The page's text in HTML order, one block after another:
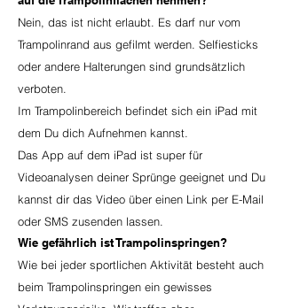
Nein, das ist nicht erlaubt. Es darf nur vom
Trampolinrand aus gefilmt werden. Selfiesticks
oder andere Halterungen sind grundsätzlich
verboten.
Im Trampolinbereich befindet sich ein iPad mit
dem Du dich Aufnehmen kannst.
Das App auf dem iPad ist super für
Videoanalysen deiner Sprünge geeignet und Du
kannst dir das Video über einen Link per E-Mail
oder SMS zusenden lassen.
Wie gefährlich ist Trampolinspringen?
Wie bei jeder sportlichen Aktivität besteht auch
beim Trampolinspringen ein gewisses